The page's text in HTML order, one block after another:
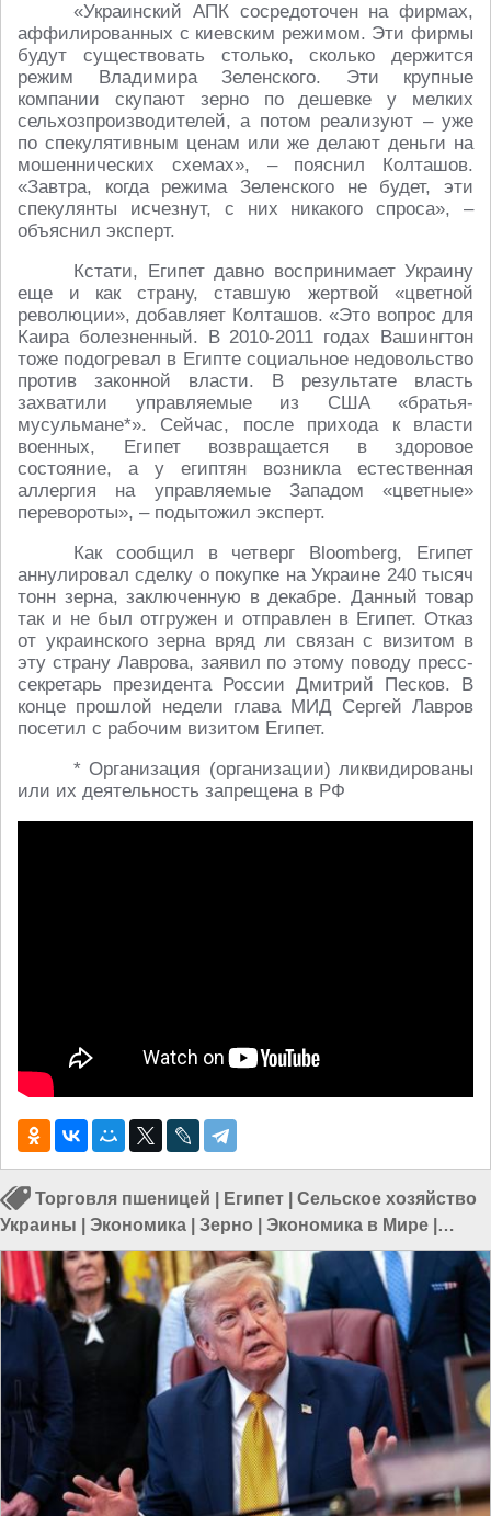
«Украинский АПК сосредоточен на фирмах,
аффилированных с киевским режимом. Эти фирмы
будут существовать столько, сколько держится
режим Владимира Зеленского. Эти крупные
компании скупают зерно по дешевке у мелких
сельхозпроизводителей, а потом реализуют – уже
по спекулятивным ценам или же делают деньги на
мошеннических схемах», – пояснил Колташов.
«Завтра, когда режима Зеленского не будет, эти
спекулянты исчезнут, с них никакого спроса», –
объяснил эксперт.
Кстати, Египет давно воспринимает Украину
еще и как страну, ставшую жертвой «цветной
революции», добавляет Колташов. «Это вопрос для
Каира болезненный. В 2010-2011 годах Вашингтон
тоже подогревал в Египте социальное недовольство
против законной власти. В результате власть
захватили управляемые из США «братья-
мусульмане*». Сейчас, после прихода к власти
военных, Египет возвращается в здоровое
состояние, а у египтян возникла естественная
аллергия на управляемые Западом «цветные»
перевороты», – подытожил эксперт.
Как сообщил в четверг Bloomberg, Египет
аннулировал сделку о покупке на Украине 240 тысяч
тонн зерна, заключенную в декабре. Данный товар
так и не был отгружен и отправлен в Египет. Отказ
от украинского зерна вряд ли связан с визитом в
эту страну Лаврова, заявил по этому поводу пресс-
секретарь президента России Дмитрий Песков. В
конце прошлой недели глава МИД Сергей Лавров
посетил с рабочим визитом Египет.
* Организация (организации) ликвидированы
или их деятельность запрещена в РФ
Торговля пшеницей Египет
Сельское хозяйство
Украины
Экономика Зерно Экономика в Мире
Экономика в Африке